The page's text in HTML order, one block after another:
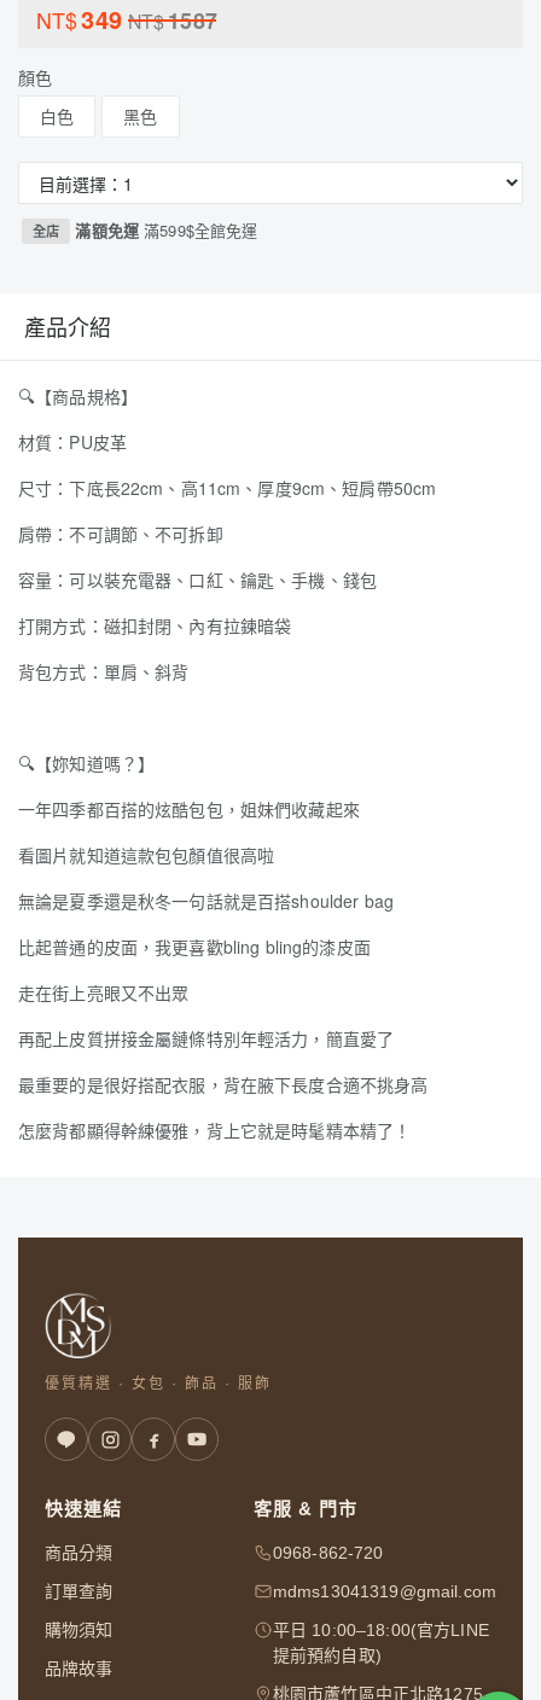
NT$349 NT$1587
顏色
白色
黑色
全店 滿額免運滿599$全館免運
產品介紹
🔍 【商品規格】
材質：PU皮革
尺寸：下底長22cm、高11cm、厚度9cm、短肩帶50cm
肩帶：不可調節、不可拆卸
容量：可以裝充電器、口紅、鑰匙、手機、錢包
打開方式：磁扣封閉、內有拉鍊暗袋
背包方式：單肩、斜背
🔍 【妳知道嗎？】
一年四季都百搭的炫酷包包，姐妹們收藏起來
看圖片就知道這款包包顏值很高啦
無論是夏季還是秋冬一句話就是百搭shoulder bag
比起普通的皮面，我更喜歡bling bling的漆皮面
走在街上亮眼又不出眾
再配上皮質拼接金屬鏈條特別年輕活力，簡直愛了
最重要的是很好搭配衣服，背在腋下長度合適不挑身高
怎麼背都顯得幹練優雅，背上它就是時髦精本精了！
優質精選 · 女包 · 飾品 · 服飾
快速連結
商品分類
訂單查詢
購物須知
品牌故事
客服 & 門市
0968-862-720
mdms13041319@gmail.com
平日 10:00–18:00(官方LINE
提前預約自取)
桃園市蘆竹區中正北路1275